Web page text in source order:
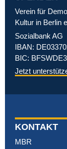
Verein für
Kultur in Berlin
Sozialbank AG
IBAN:
BIC:
Jetzt
KONTAKT
MBR